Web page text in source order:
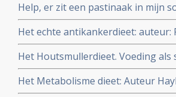
Help, er zit een pastinaak in mijn
Bleeker.
Het echte antikankerdieet: auteur:
Het Houtsmullerdieet. Voeding
Het Metabolisme dieet: Auteur